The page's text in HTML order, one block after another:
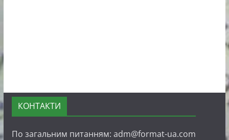
КОНТАКТИ
По загальним питанням: adm@format-ua.com